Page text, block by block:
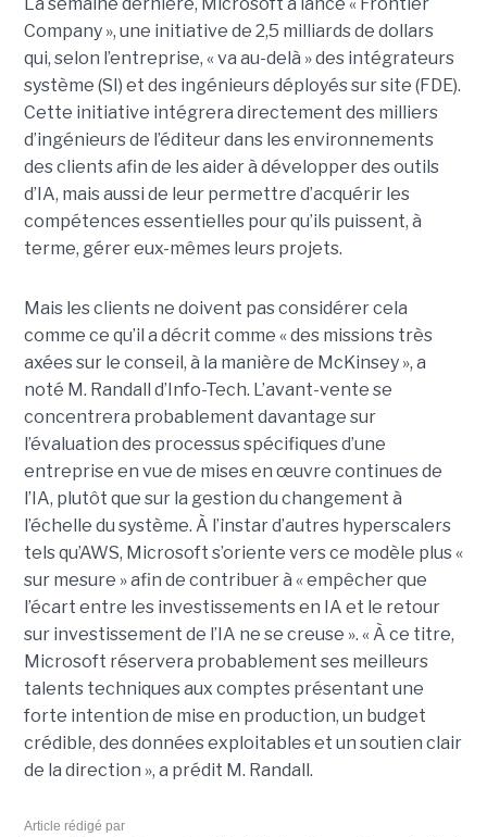
Company », une initiative de 2,5 milliards de dollars
qui, selon l’entreprise, « va au-delà » des intégrateurs
système (SI) et des ingénieurs déployés sur site (FDE).
Cette initiative intégrera directement des milliers
d’ingénieurs de l’éditeur dans les environnements
des clients afin de les aider à développer des outils
d’IA, mais aussi de leur permettre d’acquérir les
compétences essentielles pour qu’ils puissent, à
terme, gérer eux-mêmes leurs projets.
Mais les clients ne doivent pas considérer cela
comme ce qu’il a décrit comme « des missions très
axées sur le conseil, à la manière de McKinsey », a
noté M. Randall d’Info-Tech. L’avant-vente se
concentrera probablement davantage sur
l’évaluation des processus spécifiques d’une
entreprise en vue de mises en œuvre continues de
l’IA, plutôt que sur la gestion du changement à
l’échelle du système. À l’instar d’autres hyperscalers
tels qu’AWS, Microsoft s’oriente vers ce modèle plus «
sur mesure » afin de contribuer à « empêcher que
l’écart entre les investissements en IA et le retour
sur investissement de l’IA ne se creuse ». « À ce titre,
Microsoft réservera probablement ses meilleurs
talents techniques aux comptes présentant une
forte intention de mise en production, un budget
crédible, des données exploitables et un soutien clair
de la direction », a prédit M. Randall.
Article rédigé par